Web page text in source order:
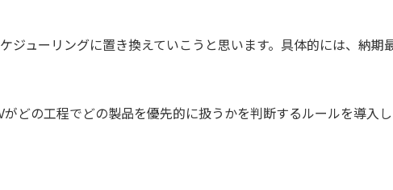
ジューリングに置き換えていこうと思います。具体的には、納期
どの工程でどの製品を優先的に扱うかを判断するルールを導入